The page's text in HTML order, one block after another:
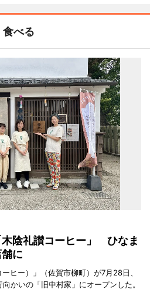
食べる
陰礼讃コーヒー」 ひなま
に
ヒー）」（佐賀市柳町）が7月28日、
かいの「旧中村家」にオープンした。